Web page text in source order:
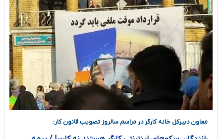
معاون دبیرکل خانه کارگر در مراسم سالروز تصویب قانون کار: